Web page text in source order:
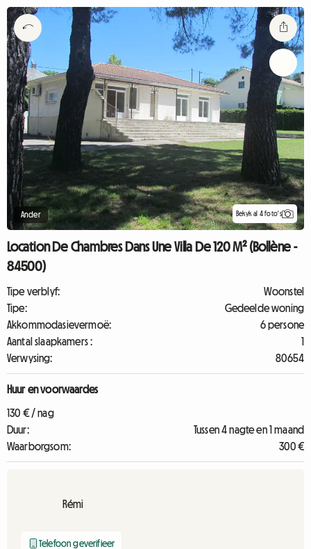
Ander Bekyk al 4 foto's
Location De Chambres Dans Une Villa De 120 M² (Bollène -
84500)
Tipe verblyf:
Woonstel
Tipe:
Gedeelde woning
Akkommodasievermoë:
6 persone
Aantal slaapkamers :
1
Verwysing:
80654
Huur en voorwaardes
130 € / nag
Duur:
Tussen 4 nagte en 1 maand
Waarborgsom:
300 €
Rémi
Telefoon geverifieer